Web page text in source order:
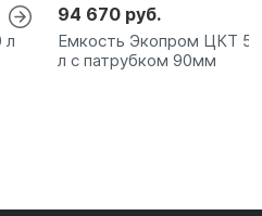
л
94 670 руб.
Емкость Экопром ЦКТ
л с патрубком 90мм